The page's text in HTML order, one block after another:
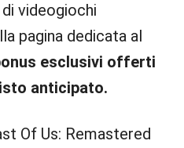
videogiochi
pagina dedicata al
esclusivi offerti
anticipato.
Of Us: Remastered